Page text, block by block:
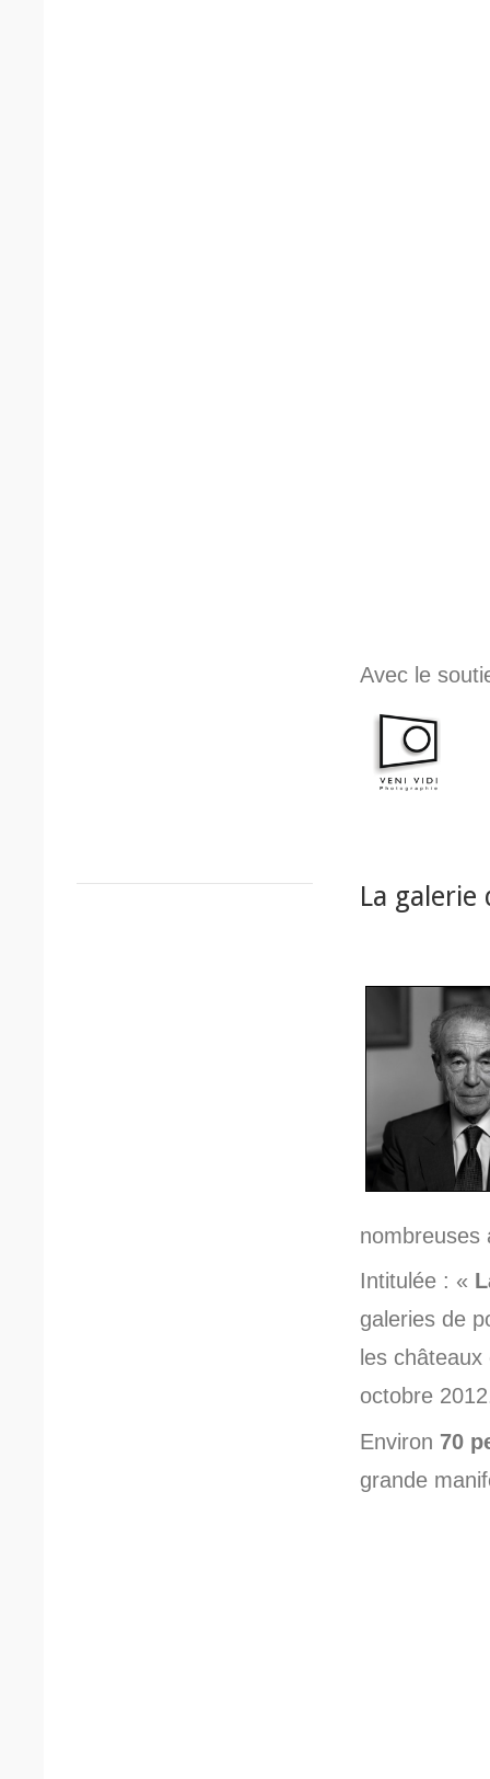
Avec le
La galerie
nombreuses
Intitulée : «
galeries de
les
octobre
Environ 70
grande